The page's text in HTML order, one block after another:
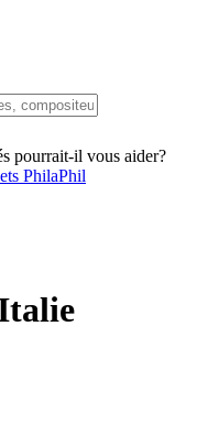
pourrait-il vous aider?
PhilaPhil